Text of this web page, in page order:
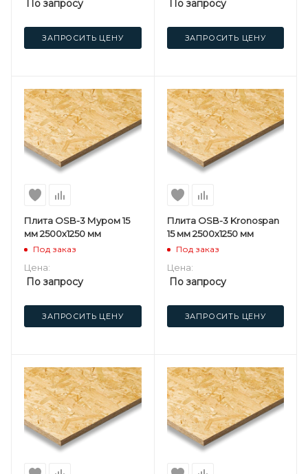
По запросу
ЗАПРОСИТЬ ЦЕНУ
По запросу
ЗАПРОСИТЬ ЦЕНУ
Плита OSB-3 Муром 15
мм 2500х1250 мм
Под заказ
Цена:
По запросу
ЗАПРОСИТЬ ЦЕНУ
Плита OSB-3 Kronospan
15 мм 2500х1250 мм
Под заказ
Цена:
По запросу
ЗАПРОСИТЬ ЦЕНУ